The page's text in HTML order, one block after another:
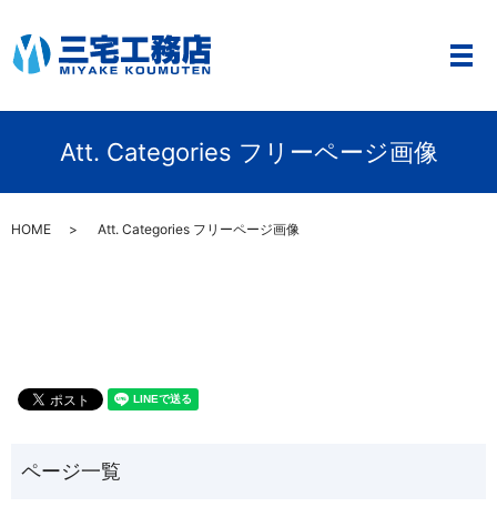
メ
Att. Categories フリーページ画像
HOME Att. Categories フリーページ画像